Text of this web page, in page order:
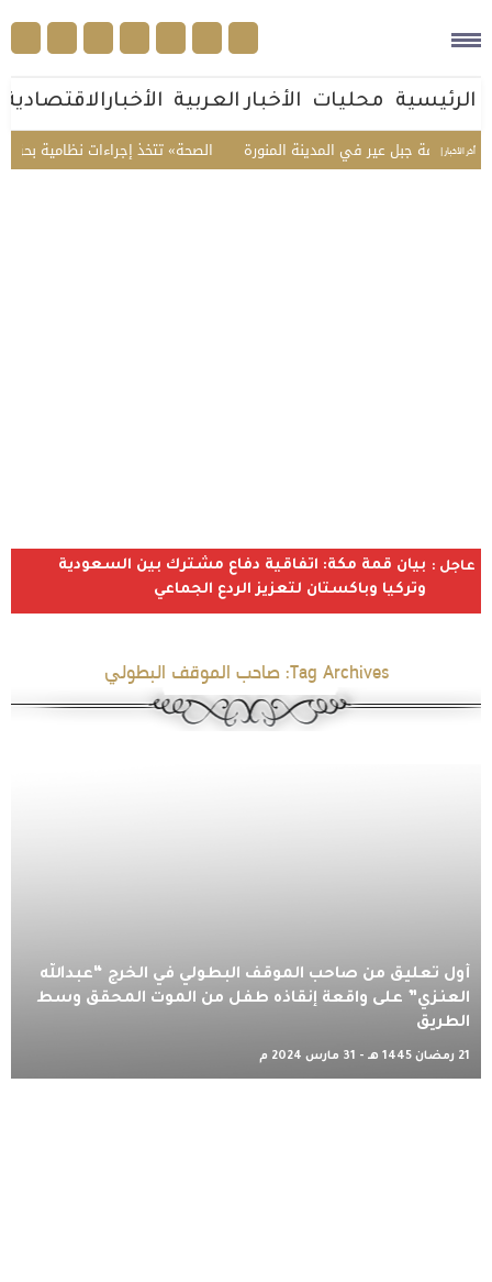
الرئيسية محليات الأخبار العربية الأخبارالاقتصادية
أخر الأخبار | «الصحة» تتخذ إجراءات نظامية بحق قمة جبل عير في المدينة المنورة
عاجل : بيان قمة مكة: اتفاقية دفاع مشترك بين السعودية
وتركيا وباكستان لتعزيز الردع الجماعي
Tag Archives: صاحب الموقف البطولي
أول تعليق من صاحب الموقف البطولي في الخرج “عبدالله
العنزي” على واقعة إنقاذه طفل من الموت المحقق وسط
الطريق
21 رمضان 1445 هـ - 31 مارس 2024 م